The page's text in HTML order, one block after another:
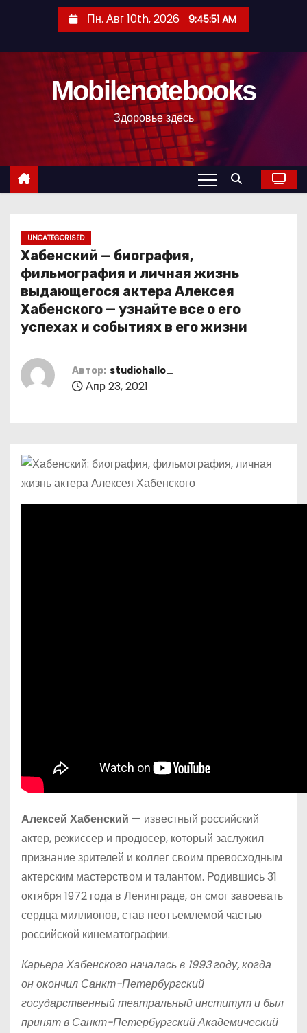
с
Пн. Авг 10th, 2026 9:45:52 AM
Mobilenotebooks
Здоровье здесь
UNCATEGORISED
Хабенский — биография,
фильмография и личная жизнь
выдающегося актера Алексея
Хабенского — узнайте все о его
успехах и событиях в его жизни
Автор: studiohallo_
Апр 23, 2021
Алексей Хабенский — известный российский
актер, режиссер и продюсер, который заслужил
признание зрителей и коллег своим превосходным
актерским мастерством и талантом. Родившись 31
октября 1972 года в Ленинграде, он смог завоевать
сердца миллионов, став неотъемлемой частью
российской кинематографии.
Карьера Хабенского началась в 1993 году, когда
он окончил Санкт-Петербургский
государственный театральный институт и был
принят в Санкт-Петербургский Академический